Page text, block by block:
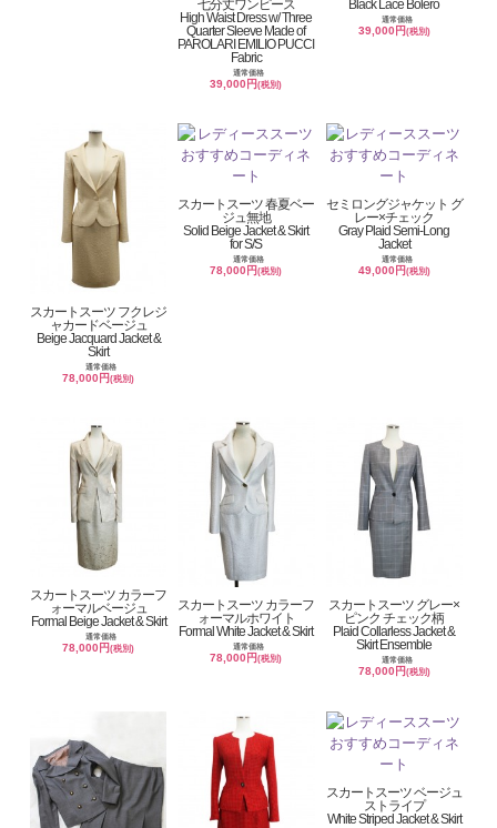
七分丈ワンピース
High Waist Dress w/ Three
Quarter Sleeve Made of
PAROLARI EMILIO PUCCI
Fabric
通常価格
39,000円(税別)
Black Lace Bolero
通常価格
39,000円 (税別)
スカートスーツ フクレジ
ャカードベージュ
Beige Jacquard Jacket &
Skirt
通常価格
78,000円(税別)
スカートスーツ 春夏ベー
ジュ無地
Solid Beige Jacket & Skirt
for S/S
通常価格
78,000円(税別)
セミロングジャケット グ
レー×チェック
Gray Plaid Semi-Long
Jacket
通常価格
49,000円 (税別)
スカートスーツ カラーフ
ォーマルベージュ
Formal Beige Jacket & Skirt
通常価格
78,000円(税別)
スカートスーツ カラーフ
ォーマルホワイト
Formal White Jacket & Skirt
通常価格
78,000円(税別)
スカートスーツ グレー×
ピンク チェック柄
Plaid Collarless Jacket &
Skirt Ensemble
通常価格
78,000円 (税別)
スカートスーツ ベージュ
ストライプ
White Striped Jacket & Skirt